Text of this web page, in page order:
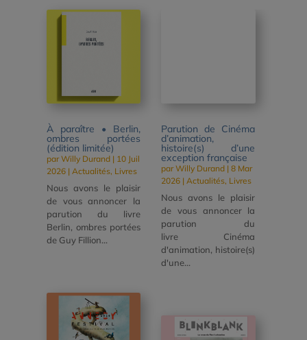
À paraître • Berlin,
ombres portées
(édition limitée)
parWilly Durand | 10 Juil
2026 |Actualités, Livres
Nous avons le plaisir
de vous annoncer la
parution du livre
Berlin, ombres portées
de Guy Fillion...
Parution de Cinéma
d’animation,
histoire(s) d’une
exception française
parWilly Durand |8 Mar
2026 |Actualités, Livres
Nous avons le plaisir
de vous annoncer la
parution du
livre Cinéma
d'animation, histoire(s)
d'une...